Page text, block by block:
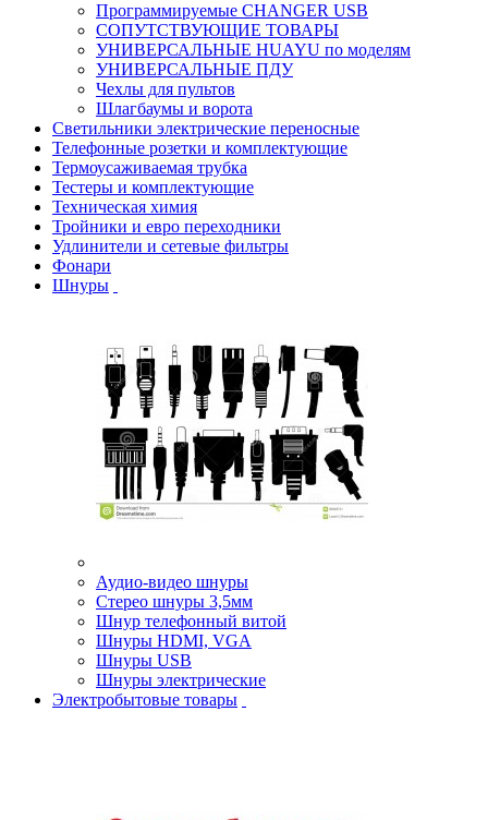
Программируемые CHANGER USB
СОПУТСТВУЮЩИЕ ТОВАРЫ
УНИВЕРСАЛЬНЫЕ HUAYU по моделям
УНИВЕРСАЛЬНЫЕ ПДУ
Чехлы для пультов
Шлагбаумы и ворота
Светильники электрические переносные
Телефонные розетки и комплектующие
Термоусаживаемая трубка
Тестеры и комплектующие
Техническая химия
Тройники и евро переходники
Удлинители и сетевые фильтры
Фонари
Шнуры
Аудио-видео шнуры
Стерео шнуры 3,5мм
Шнур телефонный витой
Шнуры HDMI, VGA
Шнуры USB
Шнуры электрические
Электробытовые товары